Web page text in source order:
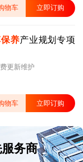
物车 立即订购
养产业规划专项
更新维护
物车 立即订购
务商